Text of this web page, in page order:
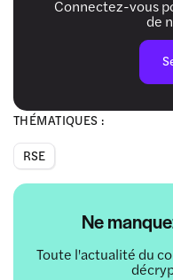
THÉMATIQUES :
RSE
Ne
Toute l'actualité du
Connectez-vous
de